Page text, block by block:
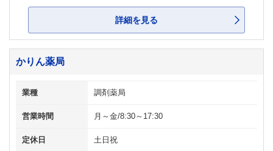
詳細を見る
かりん薬局
業種 調剤薬局
営業時間 月～金/8:30～17:30
定休日 土日祝